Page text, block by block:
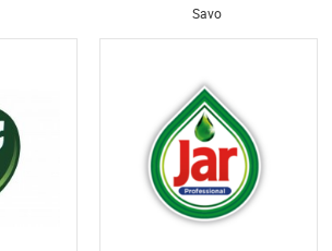
Savo